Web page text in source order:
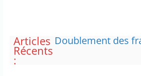
Articles
Récents
:
Doublement des